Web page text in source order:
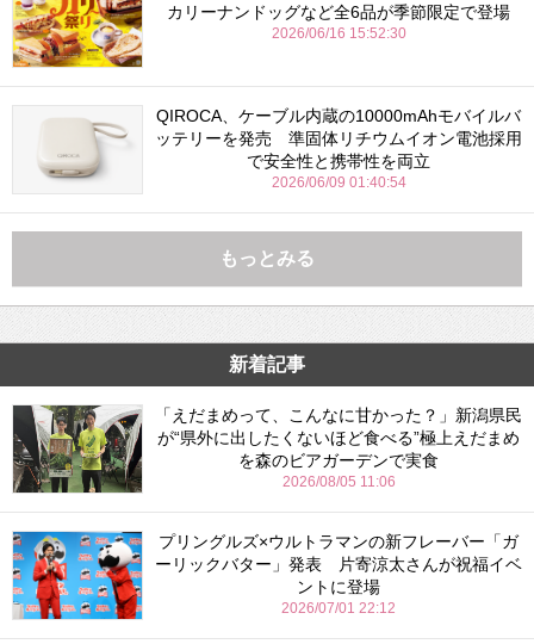
カリーナンドッグなど全6品が季節限定で登場
2026/06/16 15:52:30
QIROCA、ケーブル内蔵の10000mAhモバイルバ
ッテリーを発売 準固体リチウムイオン電池採用
で安全性と携帯性を両立
2026/06/09 01:40:54
もっとみる
新着記事
「えだまめって、こんなに甘かった？」新潟県民
が“県外に出したくないほど食べる”極上えだまめ
を森のビアガーデンで実食
2026/08/05 11:06
プリングルズ×ウルトラマンの新フレーバー「ガ
ーリックバター」発表 片寄涼太さんが祝福イベ
ントに登場
2026/07/01 22:12